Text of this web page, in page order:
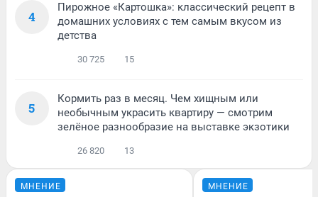
4
Пирожное «Картошка»: классический рецепт в
домашних условиях с тем самым вкусом из
детства
30 725 15
5
Кормить раз в месяц. Чем хищным или
необычным украсить квартиру — смотрим
зелёное разнообразие на выставке экзотики
26 820 13
МНЕНИЕ МНЕНИЕ